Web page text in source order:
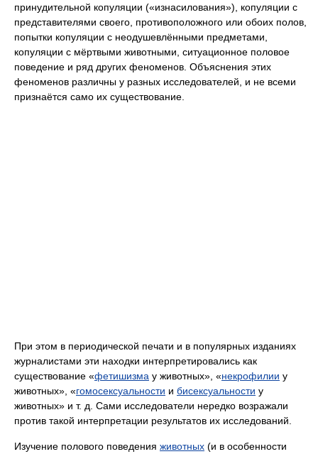
принудительной копуляции («изнасилования»), копуляции с
представителями своего, противоположного или обоих полов,
попытки копуляции с неодушевлёнными предметами,
копуляции с мёртвыми животными, ситуационное половое
поведение и ряд других феноменов. Объяснения этих
феноменов различны у разных исследователей, и не всеми
признаётся само их существование.
При этом в периодической печати и в популярных изданиях
журналистами эти находки интерпретировались как
существование «фетишизма у животных», «некрофилии у
животных», «гомосексуальности и бисексуальности у
животных» и т. д. Сами исследователи нередко возражали
против такой интерпретации результатов их исследований.
Изучение полового поведения животных (и в особенности